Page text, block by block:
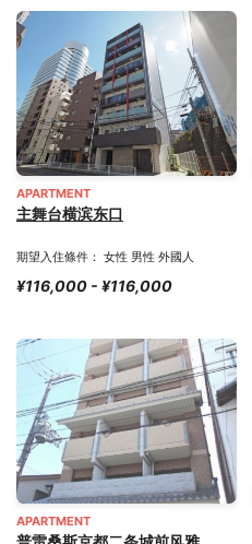
APARTMENT
主舞台横滨东口
期望入住條件： 女性 男性 外國人
¥116,000 - ¥116,000
APARTMENT